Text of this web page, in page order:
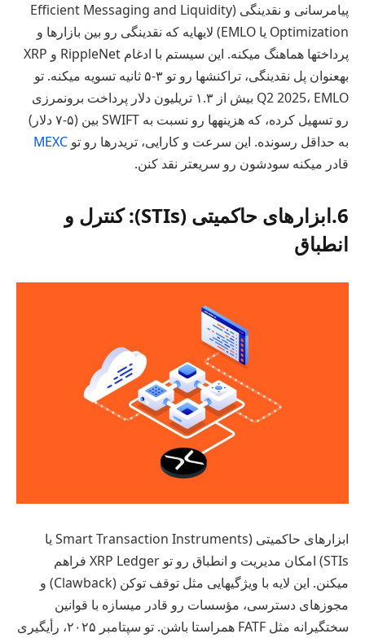
پیامرسانی و نقدینگی (Efficient Messaging and Liquidity
Optimization یا EMLO) لایهایه که نقدینگی رو بین بازارها و
پرداختها هماهنگ میکنه. این سیستم با ادغام RippleNet و XRP
بهعنوان پل نقدینگی، تراکنشها رو تو ۳-۵ ثانیه تسویه میکنه. تو
Q2 2025، EMLO بیش از ۱.۳ تریلیون دلار پرداخت برونمرزی
رو تسهیل کرده، که هزینهها رو نسبت به SWIFT بین (۵-۷ دلار)
به حداقل رسونده. این سرعت و کارایی، تریدرها رو تو MEXC
قادر میکنه سودشون رو سریعتر نقد کنن.
6.ابزارهای حاکمیتی (STIs): کنترل و
انطباق
ابزارهای حاکمیتی (Smart Transaction Instruments یا
STIs) امکان مدیریت و انطباق رو تو XRP Ledger فراهم
میکنن. این لایه با ویژگیهایی مثل توقف توکن (Clawback) و
مجوزهای دسترسی، مؤسسات رو قادر میسازه با قوانین
سختگیرانه مثل FATF همراستا باشن. تو سپتامبر ۲۰۲۵، رأیگیری